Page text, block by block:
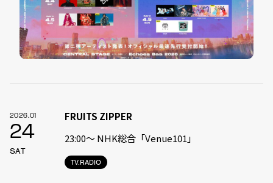
2026.01
24
SAT
TV.RADIO
FRUITS ZIPPER
23:00〜 NHK総合「Venue101」